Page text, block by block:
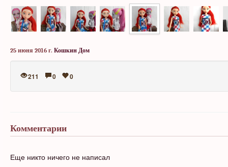
25 июня 2016 г. Кошкин Дом
211 0 0
Комментарии
Еще никто ничего не написал